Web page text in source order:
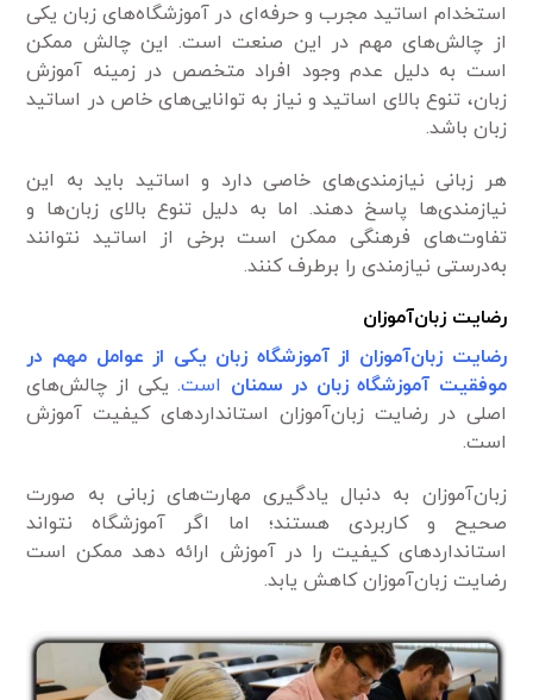
استخدام اساتید مجرب و حرفه‌ای در آموزشگاه‌های زبان یکی
از چالش‌های مهم در این صنعت است. این چالش ممکن
است به دلیل عدم وجود افراد متخصص در زمینه آموزش
زبان، تنوع بالای اساتید و نیاز به توانایی‌های خاص در اساتید
زبان باشد.
هر زبانی نیازمندی‌های خاصی دارد و اساتید باید به این
نیازمندی‌ها پاسخ دهند. اما به دلیل تنوع بالای زبان‌ها و
تفاوت‌های فرهنگی ممکن است برخی از اساتید نتوانند
به‌درستی نیازمندی را برطرف کنند.
رضایت زبان‌آموزان
رضایت زبان‌آموزان از آموزشگاه زبان یکی از عوامل مهم در
موفقیت آموزشگاه زبان در سمنان است.یکی از چالش‌های
اصلی در رضایت زبان‌آموزان استانداردهای کیفیت آموزش
است.
زبان‌آموزان به دنبال یادگیری مهارت‌های زبانی به صورت
صحیح و کاربردی هستند؛ اما اگر آموزشگاه نتواند
استانداردهای کیفیت را در آموزش ارائه دهد ممکن است
رضایت زبان‌آموزان کاهش یابد.